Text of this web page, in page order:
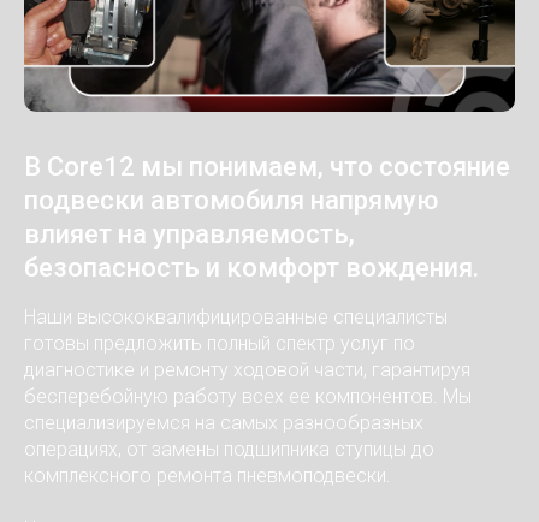
В Core12 мы понимаем, что состояние
подвески автомобиля напрямую
влияет на управляемость,
безопасность и комфорт вождения.
Наши высококвалифицированные специалисты
готовы предложить полный спектр услуг по
диагностике и ремонту ходовой части, гарантируя
бесперебойную работу всех ее компонентов. Мы
специализируемся на самых разнообразных
операциях, от замены подшипника ступицы до
комплексного ремонта пневмоподвески.